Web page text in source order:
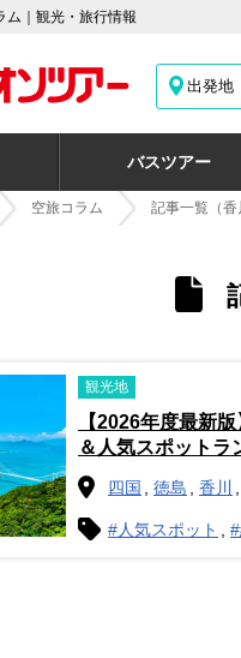
ム｜観光・旅行情報
出発地
バスツアー
空旅コラム 記事一覧（香
観光地
【2026年度最新
＆人気スポットラ
四国 徳島 香川
#人気スポット